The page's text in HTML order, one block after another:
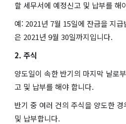
할 세무서에 예정신고 및 납부를 해
예: 2021년 7월 15일에 잔금을 지
은 2021년 9월 30일까지입니다.
2. 주식
양도일이 속한 반기의 마지막 날로
고 및 납부를 해야 합니다.
반기 중 여러 건의 주식을 양도한
및 납부합니다.